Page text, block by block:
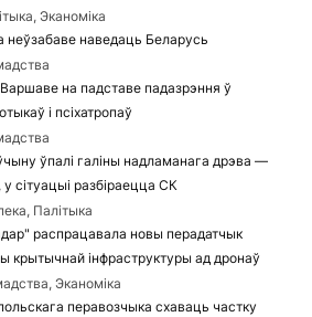
Эканоміка
наведаць Беларусь
на падставе падазрэння ў
і псіхатропаў
ўпалі галіны надламанага дрэва —
сітуацыі разбіраецца СК
Палітыка
распрацавала новы перадатчык
крытычнай інфраструктуры ад дронаў
Эканоміка
перавозчыка схаваць частку